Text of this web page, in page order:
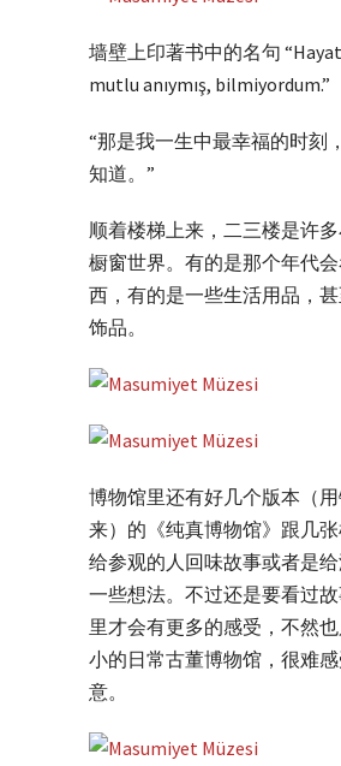
墙壁上印著书中的名句
mutlu anıymış, bilmiyordum.”
“那是我一生中最幸福的时刻
知道。”
顺着楼梯上来，二三楼是许
橱窗世界。有的是那个年代
西，有的是一些生活用品，
饰品。
博物馆里还有好几个版本（
来）的《纯真博物馆》跟几
给参观的人回味故事或者是
一些想法。不过还是要看过
里才会有更多的感受，不然
小的日常古董博物馆，很难
意。